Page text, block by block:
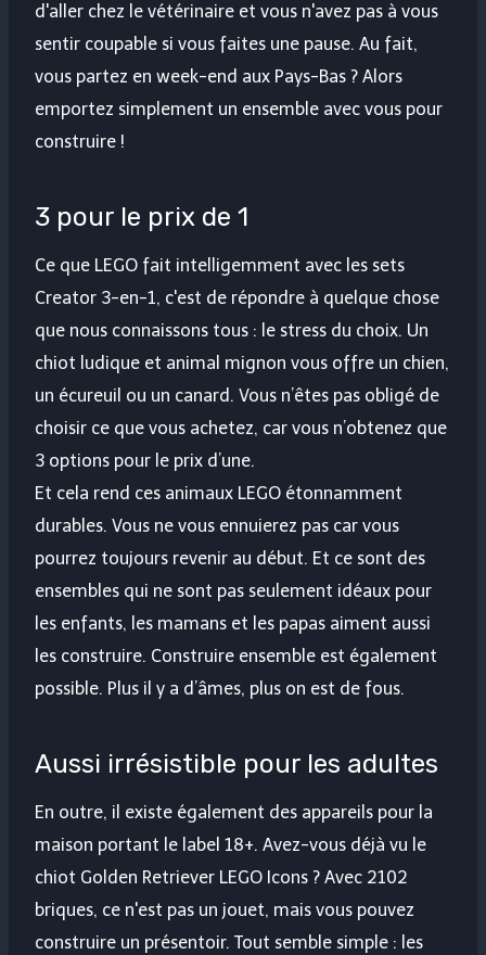
d'aller chez le vétérinaire et vous n'avez pas à vous
sentir coupable si vous faites une pause. Au fait,
vous partez en week-end aux Pays-Bas ? Alors
emportez simplement un ensemble avec vous pour
construire !
3 pour le prix de 1
Ce que LEGO fait intelligemment avec les sets
Creator 3-en-1, c'est de répondre à quelque chose
que nous connaissons tous : le stress du choix. Un
chiot ludique et animal mignon vous offre un chien,
un écureuil ou un canard. Vous n’êtes pas obligé de
choisir ce que vous achetez, car vous n’obtenez que
3 options pour le prix d’une.
Et cela rend ces animaux LEGO étonnamment
durables. Vous ne vous ennuierez pas car vous
pourrez toujours revenir au début. Et ce sont des
ensembles qui ne sont pas seulement idéaux pour
les enfants, les mamans et les papas aiment aussi
les construire. Construire ensemble est également
possible. Plus il y a d’âmes, plus on est de fous.
Aussi irrésistible pour les adultes
En outre, il existe également des appareils pour la
maison portant le label 18+. Avez-vous déjà vu le
chiot Golden Retriever LEGO Icons ? Avec 2102
briques, ce n'est pas un jouet, mais vous pouvez
construire un présentoir. Tout semble simple : les